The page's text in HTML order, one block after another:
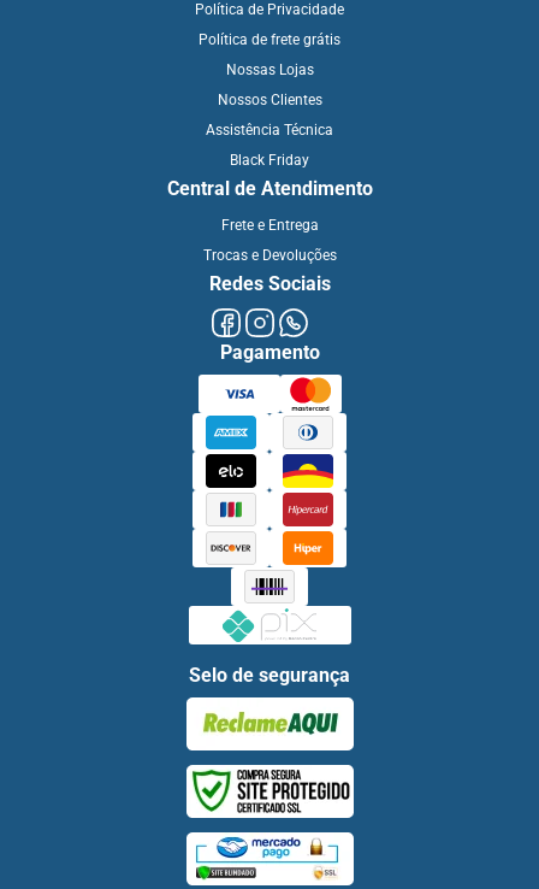
Política de Privacidade
Política de frete grátis
Nossas Lojas
Nossos Clientes
Assistência Técnica
Black Friday
Central de Atendimento
Frete e Entrega
Trocas e Devoluções
Redes Sociais
Pagamento
Selo de segurança